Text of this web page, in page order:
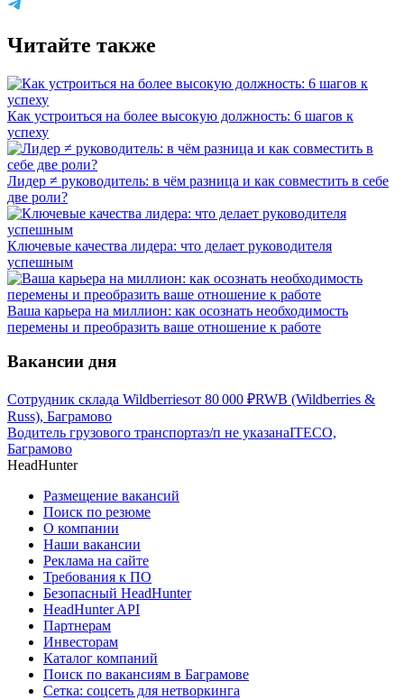
Читайте также
Как устроиться на более высокую должность: 6 шагов к
успеху
Лидер ≠ руководитель: в чём разница и как совместить в себе
две роли?
Ключевые качества лидера: что делает руководителя
успешным
Ваша карьера на миллион: как осознать необходимость
перемены и преобразить ваше отношение к работе
Вакансии дня
Сотрудник склада Wildberriesот 80 000 ₽RWB (Wildberries &
Russ), Баграмово
Водитель грузового транспортаз/п не указанаITECO,
Баграмово
HeadHunter
Размещение вакансий
Поиск по резюме
О компании
Наши вакансии
Реклама на сайте
Требования к ПО
Безопасный HeadHunter
HeadHunter API
Партнерам
Инвесторам
Каталог компаний
Поиск по вакансиям в Баграмове
Сетка: соцсеть для нетворкинга